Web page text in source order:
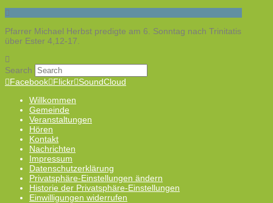
Pfarrer Michael Herbst predigte am 6. Sonntag nach Trinitatis
über Ester 4,12-17.
Search
Facebook Flickr SoundCloud
Willkommen
Gemeinde
Veranstaltungen
Hören
Kontakt
Nachrichten
Impressum
Datenschutzerklärung
Privatsphäre-Einstellungen ändern
Historie der Privatsphäre-Einstellungen
Einwilligungen widerrufen